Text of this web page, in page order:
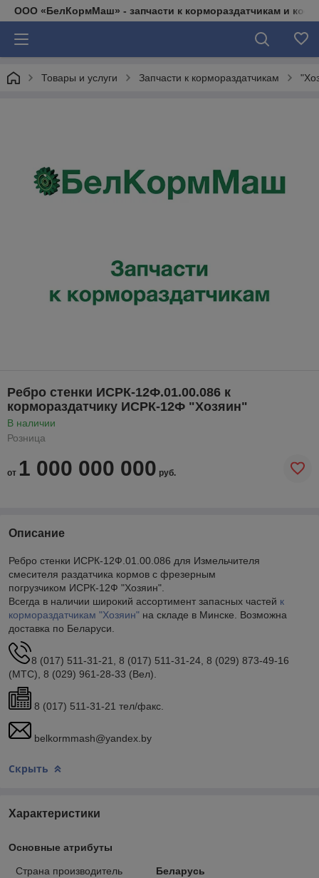
ООО «БелКормМаш» - запчасти к кормораздатчикам и
Товары и услуги Запчасти к кормораздатчикам
Ребро стенки ИСРК-12Ф.01.00.086 к
кормораздатчику ИСРК-12Ф "Хозяин"
В наличии
Розница
от 1 000 000 000 руб.
Описание
Ребро стенки ИСРК-12Ф.01.00.086 для Измельчителя
смесителя раздатчика кормов с фрезерным
погрузчиком ИСРК-12Ф "Хозяин".
Всегда в наличии широкий ассортимент запасных частей к
кормораздатчикам "Хозяин" на складе в Минске. Возможна
доставка по Беларуси.
8 (017) 511-31-21, 8 (017) 511-31-24, 8 (029) 873-49-16
(МТС), 8 (029) 961-28-33 (Вел).
8 (017) 511-31-21 тел/факс.
belkormmash@yandex.by
Скрыть
Характеристики
Основные атрибуты
Страна производитель Беларусь